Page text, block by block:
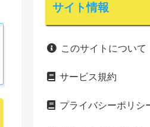
サイト情報
このサイトについて
サービス規約
プライバシーポリシ